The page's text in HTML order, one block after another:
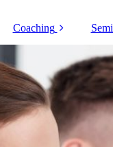
Coaching